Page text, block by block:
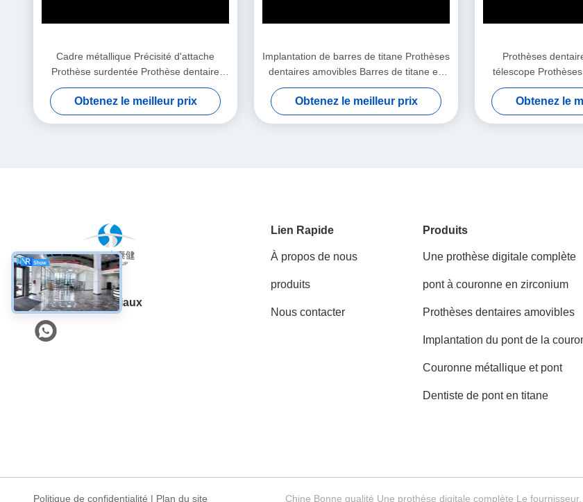
Cadre métallique Précisité d'attache
Prothèse surdentée Prothèse dentaire
amovible
Obtenez le meilleur prix
Implantation de barres de titane Prothèses
dentaires amovibles Barres de titane en
alliage Prothèses en surdent
Obtenez le meilleur prix
Prothèses
télescope
Prothèses
Obtenez le
Les réseaux sociaux
Lien Rapide
À propos de nous
produits
Nous contacter
Produits
Une prothèse digitale complète
pont à couronne en zirconium
Prothèses dentaires amovibles
Implantation du pont de la
Couronne métallique et pont
Dentiste de pont en titane
Politique de confidentialité | Plan du site Chine Bonne qualité Une prothèse digitale complète Le